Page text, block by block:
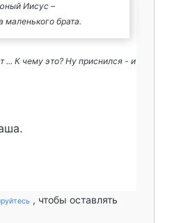
Иисус –
маленького брата.
... К чему это? Ну приснился - и
, чтобы оставлять